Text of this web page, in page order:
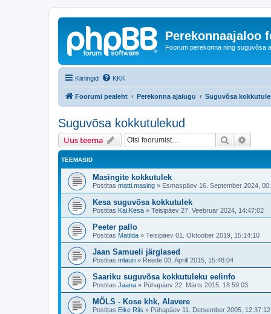
Perekonnaajaloo
Foorum perekonna ning suguvõsa
Kiirlingid KKK
Foorumi pealeht Perekonna ajalugu Suguvõsa
Suguvõsa kokkutulekud
Uus teema Otsi
TEEMASID
Masingite kokkutulek
Postitas matti.masing » Esmaspäev 16. September 2024,
Kesa suguvõsa kokkutulek
Postitas Kai.Kesa » Teisipäev 27. Veebruar 2024, 14:47:02
Peeter pallo
Postitas Matilda » Teisipäev 01. Oktoober 2019, 15:14:10
Jaan Samueli järglased
Postitas mlauri » Reede 03. Aprill 2015, 15:48:04
Saariku suguvõsa kokkutuleku eelinfo
Postitas Jaana » Pühapäev 22. Märts 2015, 18:59:03
MÖLS - Kose khk, Alavere
Postitas Eike Riis » Pühapäev 11. Detsember 2005, 12:37:12